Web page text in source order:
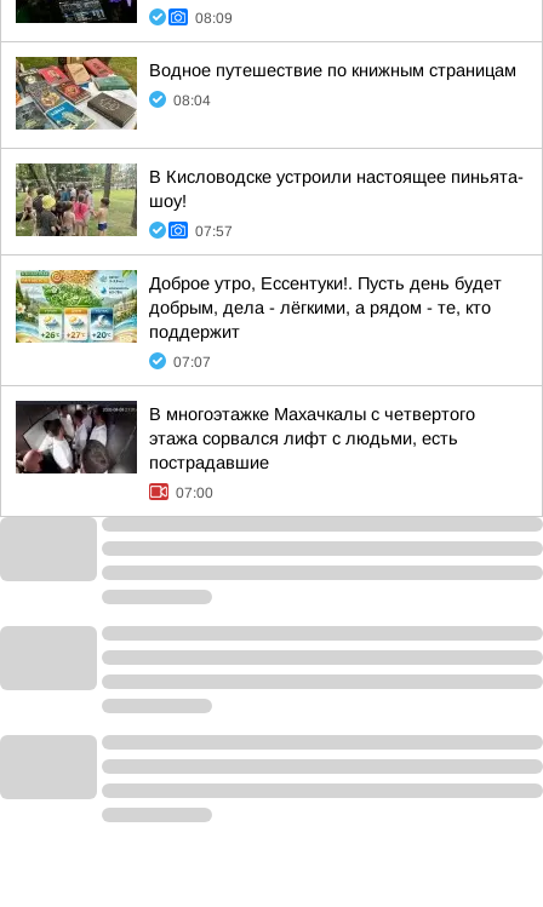
08:09
Водное путешествие по книжным страницам
08:04
В Кисловодске устроили настоящее пиньята-
шоу!
07:57
Доброе утро, Ессентуки!. Пусть день будет
добрым, дела - лёгкими, а рядом - те, кто
поддержит
07:07
В многоэтажке Махачкалы с четвертого
этажа сорвался лифт с людьми, есть
пострадавшие
07:00